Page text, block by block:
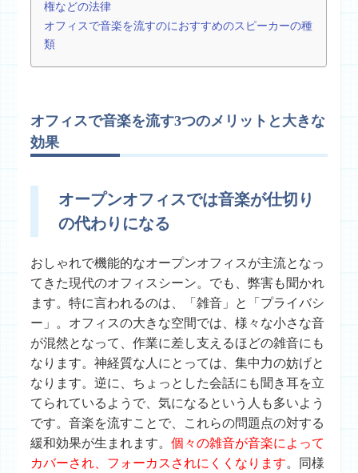
権などの法律
オフィスで音楽を流すのにおすすめのスピーカーの種
類
オフィスで音楽を流す3つのメリットと大きな
効果
オープンオフィスでは音楽が仕切り
の代わりになる
おしゃれで機能的なオープンオフィスが主流となっ
てきた現代のオフィスシーン。でも、弊害も聞かれ
ます。特に言われるのは、「雑音」と「プライバシ
ー」。オフィスの大きな空間では、様々な小さな音
が混然となって、作業に差し支えるほどの雑音にも
なります。神経質な人にとっては、集中力の妨げと
なります。逆に、ちょっとした会話にも聞き耳を立
てられているようで、気になるという人も多いよう
です。音楽を流すことで、これらの問題点の対する
緩和効果が生まれます。個々の雑音が音楽によって
カバーされ、フォーカスされにくくなります。同様